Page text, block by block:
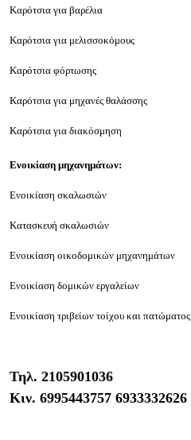
Καρότσια για βαρέλια
Καρότσια για μελισσοκόμους
Καρότσια φόρτωσης
Καρότσια για μηχανές θαλάσσης
Καρότσια για διακόσμηση
Ενοικίαση μηχανημάτων:
Ενοικίαση σκαλωσιών
Κατασκευή σκαλωσιών
Ενοικίαση οικοδομικών μηχανημάτων
Ενοικίαση δομικών εργαλείων
Ενοικίαση τριβείων τοίχου και πατώματος
Τηλ. 2105901036
Κιν. 6995443757 6933332626